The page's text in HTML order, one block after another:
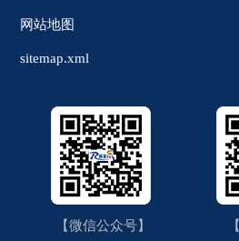
网站地图
sitemap.xml
【微信公众号】